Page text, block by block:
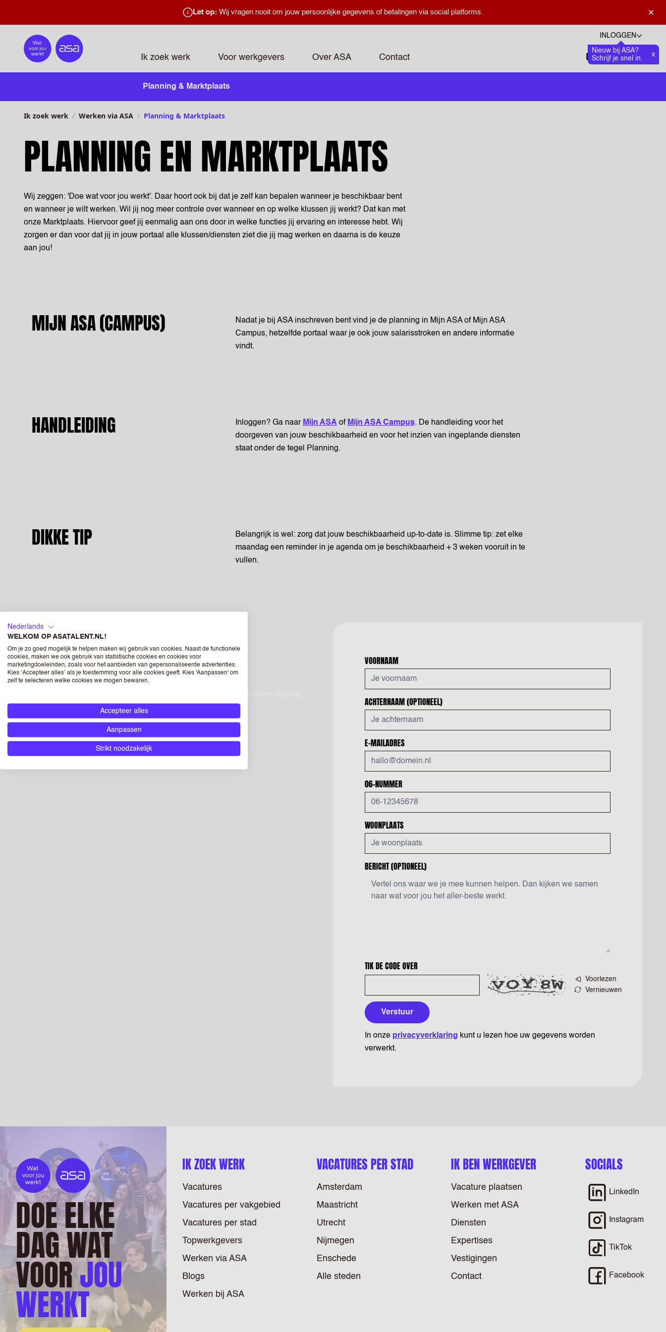
×
Let op: Wij vragen nooit om jouw persoonlijke gegevens of betalingen via social platforms.
Home
INLOGGEN
Nieuw bij ASA?
Schrijf je snel in.
x
Ik zoek werk Voor werkgevers Over ASA Contact
Talen
Zoeken openen
0
Planning & Marktplaats
Ik zoek werk Werken via ASA Planning & Marktplaats
PLANNING EN MARKTPLAATS
Wij zeggen: 'Doe wat voor jou werkt'. Daar hoort ook bij dat je zelf kan bepalen wanneer je beschikbaar bent
en wanneer je wilt werken. Wil jij nog meer controle over wanneer en op welke klussen jij werkt? Dat kan met
onze Marktplaats. Hiervoor geef jij eenmalig aan ons door in welke functies jij ervaring en interesse hebt. Wij
zorgen er dan voor dat jij in jouw portaal alle klussen/diensten ziet die jij mag werken en daarna is de keuze
aan jou!
MIJN ASA (CAMPUS)
Nadat je bij ASA inschreven bent vind je de planning in Mijn ASA of Mijn ASA
Campus, hetzelfde portaal waar je ook jouw salarisstroken en andere informatie
vindt.
HANDLEIDING Inloggen? Ga naar Mijn ASAof Mijn ASA Campus. De handleiding voor het
doorgeven van jouw beschikbaarheid en voor het inzien van ingeplande diensten
staat onder de tegel Planning.
DIKKE TIP
Belangrijk is wel: zorg dat jouw beschikbaarheid up-to-date is. Slimme tip: zet elke
maandag een reminder in je agenda om je beschikbaarheid + 3 weken vooruit in te
vullen.
WERKEN VIA ASA?
PLAN EEN GESPREK VOORNAAM
ACHTERNAAM(OPTIONEEL)
E-MAILADRES
06-NUMMER
WOONPLAATS
BERICHT(OPTIONEEL)
TIK DE CODE OVER
Voorlezen
Vernieuwen
Verstuur
In onze privacyverklaring kunt u lezen hoe uw gegevens worden
verwerkt.
DOE ELKE
DAG WAT
VOORJOU
WERKT
IK ZOEK WERK
Vacatures
Vacatures per vakgebied
Vacatures per stad
Topwerkgevers
Werken via ASA
Blogs
Werken bij ASA
VACATURES PER STAD
Amsterdam
Maastricht
Utrecht
Nijmegen
Enschede
Alle steden
IK BEN WERKGEVER
Vacature plaatsen
Werken met ASA
Diensten
Expertises
Vestigingen
Contact
SOCIALS
LinkedIn
Instagram
TikTok
Facebook
Nederlands
WELKOM OP ASATALENT.NL!
Om je zo goed mogelijk te helpen maken wij gebruik van cookies. Naast de functionele
cookies, maken we ook gebruik van statistische cookies en cookies voor
marketingdoeleinden, zoals voor het aanbieden van gepersonaliseerde advertenties.
Kies ‘Accepteer alles’ als je toestemming voor alle cookies geeft. Kies 'Aanpassen' om
zelf te selecteren welke cookies we mogen bewaren.
Accepteer alles
Aanpassen
Strikt noodzakelijk